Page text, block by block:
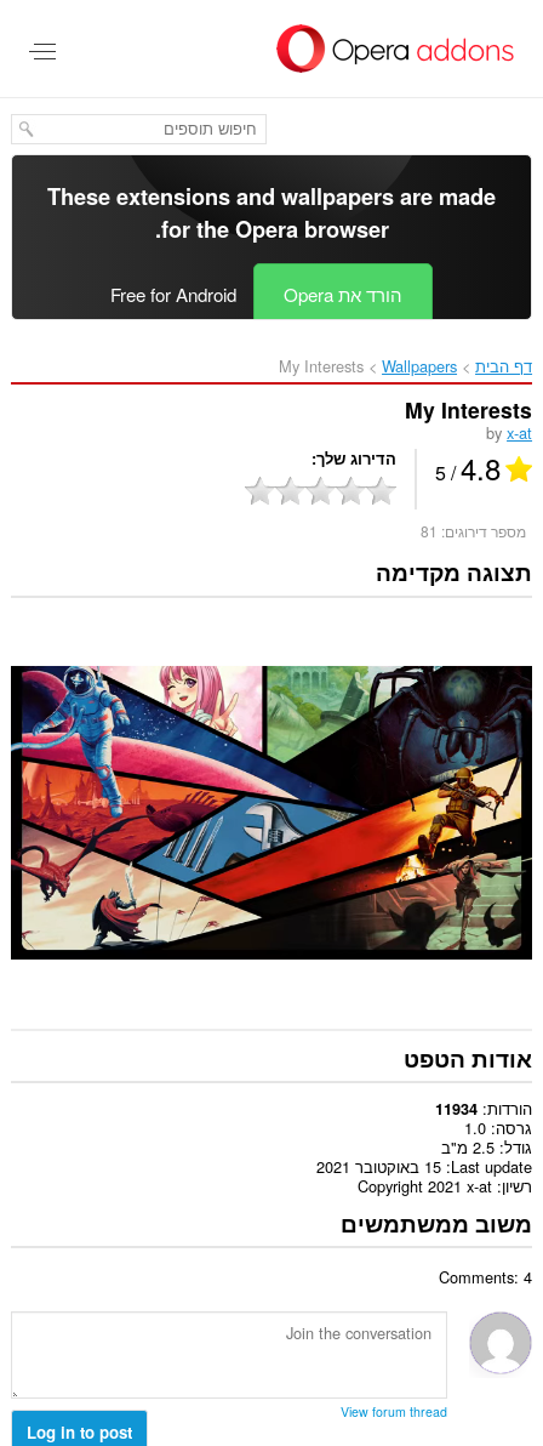
העיקרי
These extensions and wallpapers are made
for theOpera browser
.
הורד את Opera Free for Android
דף הבית Wallpapers
My Interests‎
My Interests
byx-at
4.8
/ 5 הדירוג שלך
מספר דירוגים: 81
תצוגה מקדימה
אודות הטפט
הורדות 11934
גרסה 1.0
גודל 2.5 מ"ב
Last update 15 באוקטובר 2021
רשיון Copyright 2021 x-at
משוב ממשתמשים
Comments: 4
View forum thread
Log in to post